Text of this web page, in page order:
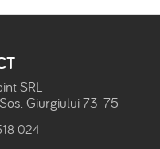
SRL
Giurgiului 73-75
024